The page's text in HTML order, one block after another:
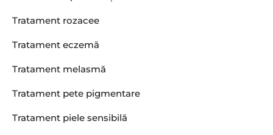
Tratament rozacee
Tratament eczemă
Tratament melasmă
Tratament pete pigmentare
Tratament piele sensibilă